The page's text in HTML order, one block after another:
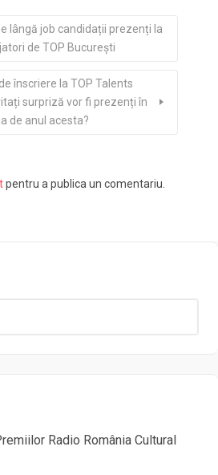
lângă job candidații prezenți la
de TOP București
înscriere la TOP Talents
surpriză vor fi prezenți în
de anul acesta?
pentru a publica un comentariu.
Radio România Cultural